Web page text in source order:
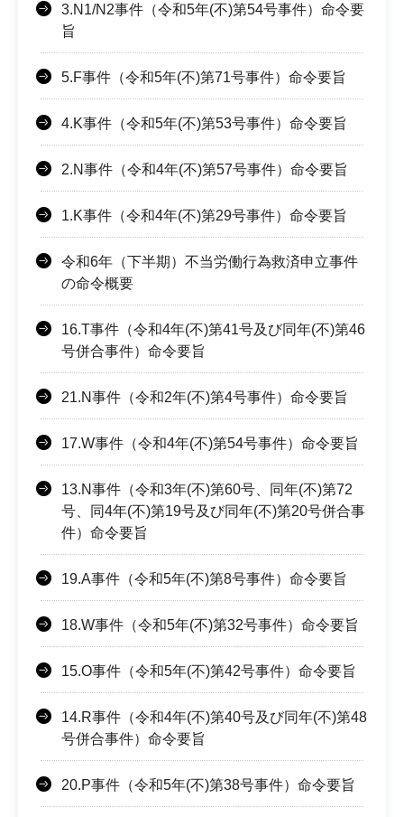
3.N1/N2事件（令和5年(不)第54号事件）命令要
旨
5.F事件（令和5年(不)第71号事件）命令要旨
4.K事件（令和5年(不)第53号事件）命令要旨
2.N事件（令和4年(不)第57号事件）命令要旨
1.K事件（令和4年(不)第29号事件）命令要旨
令和6年（下半期）不当労働行為救済申立事件
の命令概要
16.T事件（令和4年(不)第41号及び同年(不)第46
号併合事件）命令要旨
21.N事件（令和2年(不)第4号事件）命令要旨
17.W事件（令和4年(不)第54号事件）命令要旨
13.N事件（令和3年(不)第60号、同年(不)第72
号、同4年(不)第19号及び同年(不)第20号併合事
件）命令要旨
19.A事件（令和5年(不)第8号事件）命令要旨
18.W事件（令和5年(不)第32号事件）命令要旨
15.O事件（令和5年(不)第42号事件）命令要旨
14.R事件（令和4年(不)第40号及び同年(不)第48
号併合事件）命令要旨
20.P事件（令和5年(不)第38号事件）命令要旨